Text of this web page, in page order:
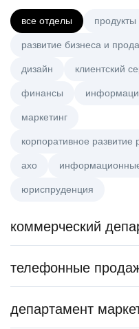
все отделы
развитие бизнеса и
дизайн клиентский
финансы
маркетинг
корпоративное развитие
axo
юриспруденция
коммерческий
Тренер по развитию
з/п не указана
телефонные
Менеджер по продажам
департамент